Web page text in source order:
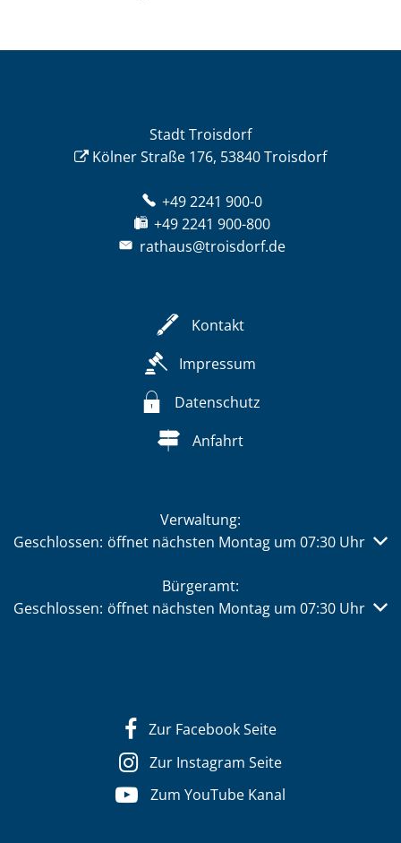
Stadt Troisdorf
Kölner Straße 176, 53840 Troisdorf
+49 2241 900-0
+49 2241 900-800
rathaus@troisdorf.de
Kontakt
Impressum
Datenschutz
Anfahrt
Verwaltung:
Klicken, um weitere Öffnungs- oder Schließzeiten
Geschlossen: öffnet nächsten Montag um 07:30 Uhr
Bürgeramt:
Klicken, um weitere Öffnungs- oder Schließzeiten
Geschlossen: öffnet nächsten Montag um 07:30 Uhr
Zur Facebook Seite
Zur Instagram Seite
Zum YouTube Kanal